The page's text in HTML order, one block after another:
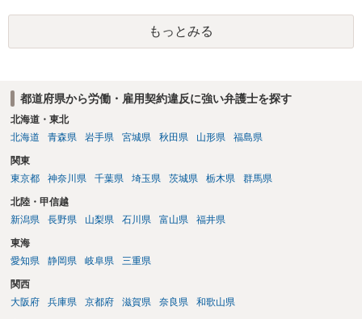
もっとみる
都道府県から労働・雇用契約違反に強い弁護士を探す
北海道・東北
北海道
青森県 岩手県 宮城県 秋田県 山形県 福島県
関東
東京都
神奈川県 千葉県 埼玉県 茨城県 栃木県 群馬県
北陸・甲信越
新潟県
長野県 山梨県 石川県 富山県 福井県
東海
愛知県
静岡県 岐阜県 三重県
関西
大阪府
兵庫県 京都府 滋賀県 奈良県 和歌山県